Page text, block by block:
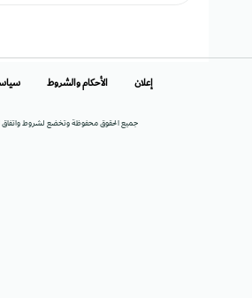
جميع الحقوق محفوظة وتخضع لشروط واتفاق
إعلان الأحكام والشروط